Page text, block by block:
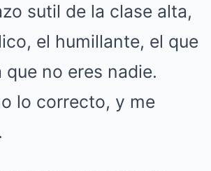
sutil de la clase alta,
el humillante, el que
no eres nadie.
lo correcto, y me